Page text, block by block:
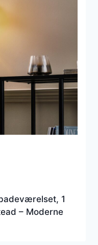
1
– Moderne